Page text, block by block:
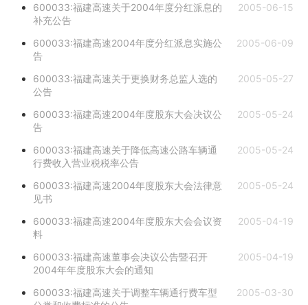
2005-06-15
600033:福建高速关于2004年度分红派息的
补充公告
2005-06-09
600033:福建高速2004年度分红派息实施公
告
2005-05-27
600033:福建高速关于更换财务总监人选的
公告
2005-05-24
600033:福建高速2004年度股东大会决议公
告
2005-05-24
600033:福建高速关于降低高速公路车辆通
行费收入营业税税率公告
2005-05-24
600033:福建高速2004年度股东大会法律意
见书
2005-04-19
600033:福建高速2004年度股东大会会议资
料
2005-04-19
600033:福建高速董事会决议公告暨召开
2004年年度股东大会的通知
2005-03-30
600033:福建高速关于调整车辆通行费车型